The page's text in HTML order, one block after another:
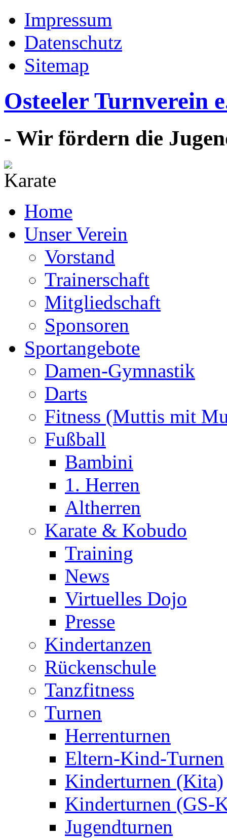
Impressum
Datenschutz
Sitemap
Osteeler Turnverein
- Wir fördern die
Home
Unser Verein
Vorstand
Trainerschaft
Mitgliedschaft
Sponsoren
Sportangebote
Damen-Gymnastik
Darts
Fitness (Muttis mit
Fußball
Bambini
1. Herren
Altherren
Karate & Kobudo
Training
News
Virtuelles Dojo
Presse
Kindertanzen
Rückenschule
Tanzfitness
Turnen
Herrenturnen
Eltern-Kind-Turnen
Kinderturnen (Kita)
Kinderturnen (GS-
Jugendturnen